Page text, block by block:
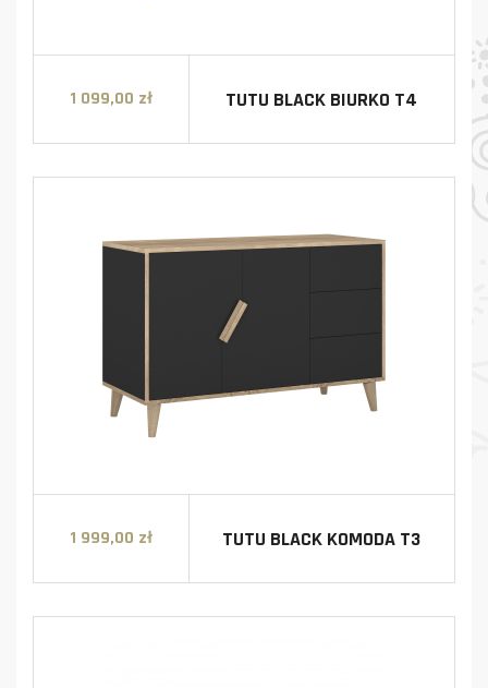
Cena
1 099,00 zł TUTU BLACK BIURKO T4
Cena
1 999,00 zł TUTU BLACK KOMODA T3